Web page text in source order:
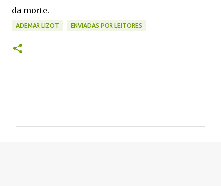
da morte.
ADEMAR LIZOT ENVIADAS POR LEITORES